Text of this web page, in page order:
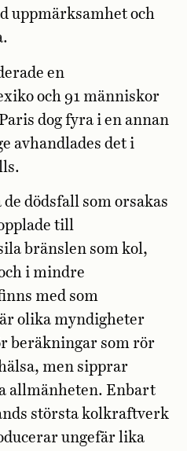
uppmärksamhet och
en
och 91 människor
dog fyra i en annan
avhandlades det i
dödsfall som orsakas
till
bränslen som kol,
i mindre
med som
olika myndigheter
beräkningar som rör
men sipprar
allmänheten. Enbart
största kolkraftverk
ungefär lika